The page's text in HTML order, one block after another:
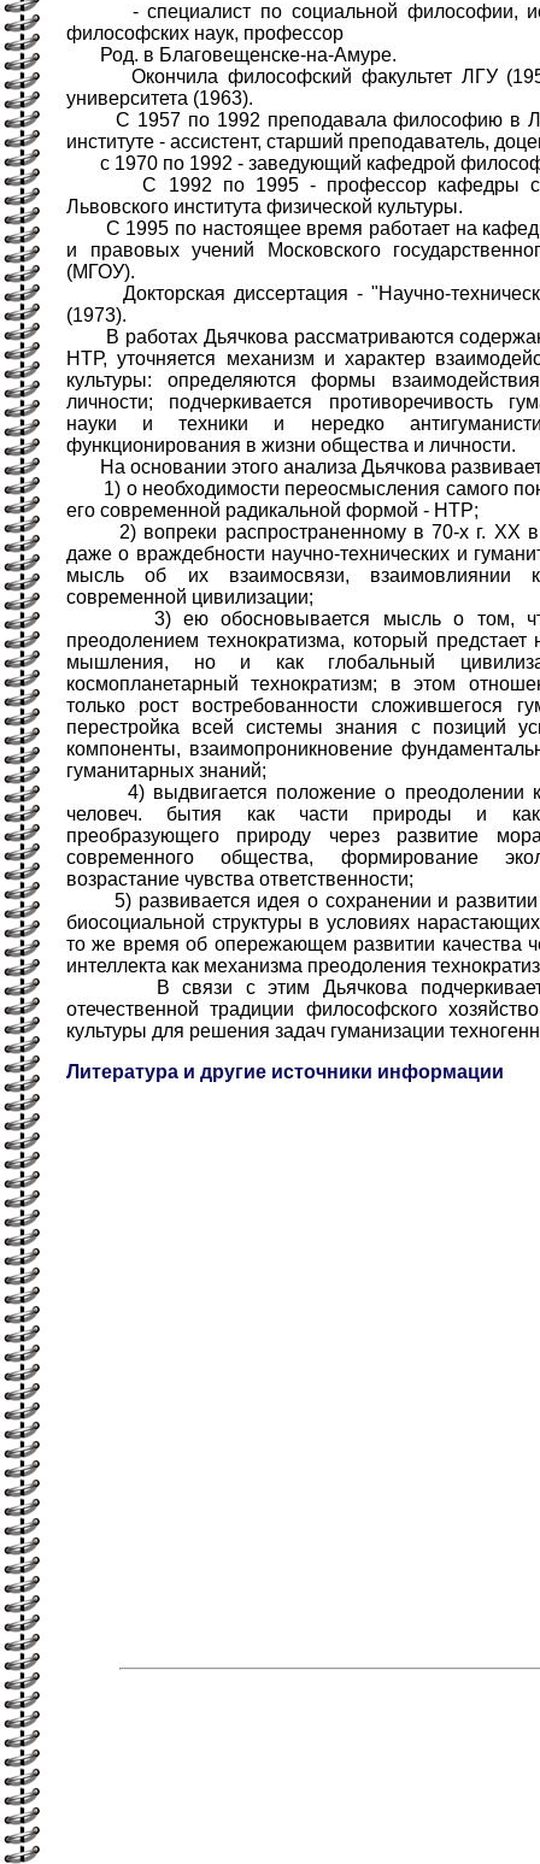
- специалист по социальной философии,
философских наук, профессор
Род. в Благовещенске-на-Амуре.
Окончила философский факультет ЛГУ
университета (1963).
С 1957 по 1992 преподавала философию в
институте - ассистент, старший преподаватель,
с 1970 по 1992 - заведующий кафедрой
С 1992 по 1995 - профессор кафедры
Львовского института физической культуры.
С 1995 по настоящее время работает на
и правовых учений Московского
(МГОУ).
Докторская диссертация - "Научно-
(1973).
В работах Дьячкова рассматриваются
НТР, уточняется механизм и характер
культуры: определяются формы
личности; подчеркивается противоречивость
науки и техники и нередко
функционирования в жизни общества и личности.
На основании этого анализа Дьячкова
1) о необходимости переосмысления самого
его современной радикальной формой - НТР;
2) вопреки распространенному в 70-х г. XX в.
даже о враждебности научно-технических и
мысль об их взаимосвязи, взаимовлиянии
современной цивилизации;
3) ею обосновывается мысль о том, что
преодолением технократизма, который предстает
мышления, но и как глобальный
космопланетарный технократизм; в этом
только рост востребованности сложившегося
перестройка всей системы знания с позиций
компоненты, взаимопроникновение
гуманитарных знаний;
4) выдвигается положение о преодолении
человеч. бытия как части природы и как
преобразующего природу через развитие
современного общества, формирование
возрастание чувства ответственности;
5) развивается идея о сохранении и развитии
биосоциальной структуры в условиях
то же время об опережающем развитии качества
интеллекта как механизма преодоления
В связи с этим Дьячкова подчеркивает
отечественной традиции философского
культуры для решения задач гуманизации
Литература и другие источники информации